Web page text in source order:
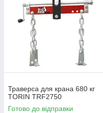
Траверса для крана 680 кг
TORIN TRF2750
Готово до відправки